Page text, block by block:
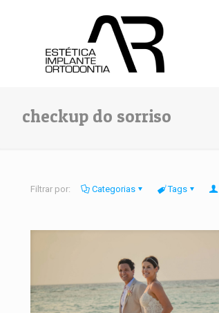
checkup do sorriso
Filtrar por: Categorias Tags